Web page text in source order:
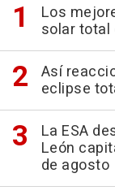
Los
solar total
Así
eclipse
La ESA
León
de agosto